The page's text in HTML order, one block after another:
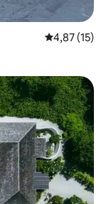
4,87 (15)